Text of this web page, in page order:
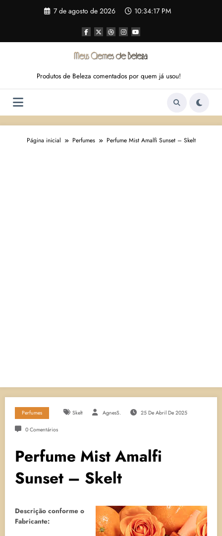
7 de agosto de 2026 10:34:18 PM
Produtos de Beleza comentados por quem já usou!
Página inicial Perfumes Perfume Mist Amalfi Sunset – Skelt
Perfumes Skelt AgnesS. 25 De Abril De 2025
0 Comentários
Perfume Mist Amalfi
Sunset – Skelt
Descrição conforme o
Fabricante: